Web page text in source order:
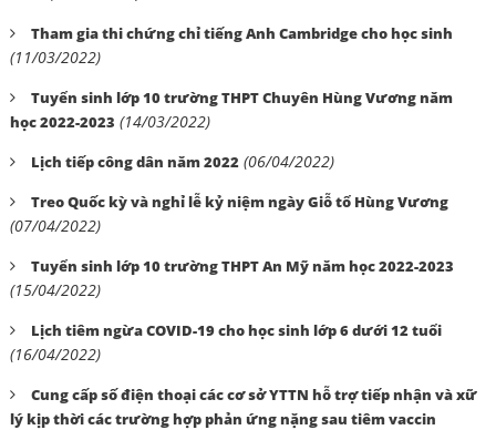
Tham gia thi chứng chỉ tiếng Anh Cambridge cho học sinh
(11/03/2022)
Tuyển sinh lớp 10 trường THPT Chuyên Hùng Vương năm
học 2022-2023 (14/03/2022)
Lịch tiếp công dân năm 2022 (06/04/2022)
Treo Quốc kỳ và nghỉ lễ kỷ niệm ngày Giỗ tổ Hùng Vương
(07/04/2022)
Tuyển sinh lớp 10 trường THPT An Mỹ năm học 2022-2023
(15/04/2022)
Lịch tiêm ngừa COVID-19 cho học sinh lớp 6 dưới 12 tuổi
(16/04/2022)
Cung cấp số điện thoại các cơ sở YTTN hỗ trợ tiếp nhận và xữ
lý kịp thời các trường hợp phản ứng nặng sau tiêm vaccin